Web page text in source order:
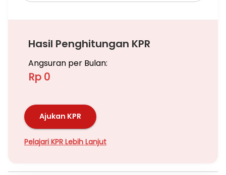
Hasil Penghitungan KPR
Angsuran per Bulan:
Rp 0
Ajukan KPR
Pelajari KPR Lebih Lanjut